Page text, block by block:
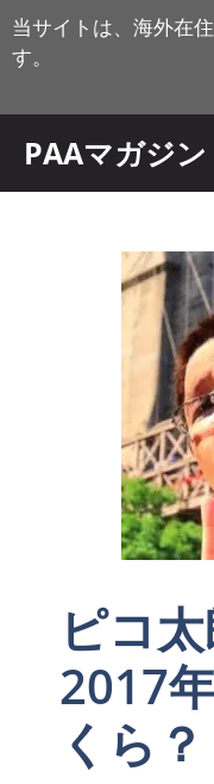
コ
ン
テ
ス
当サイトは、海外在
す。
PAAマガジン
ピコ
2017
くら？